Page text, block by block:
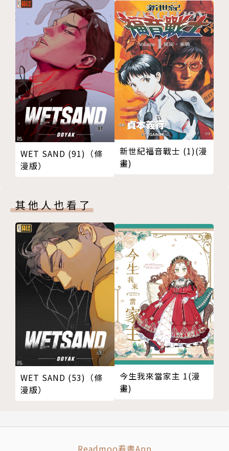
WET SAND (91)（條
漫版）
新世紀福音戰士 (1)(漫
畫)
其他人也看了
WET SAND (53)（條
漫版）
今生我來當家主 1(漫
畫)
Readmoo看書App